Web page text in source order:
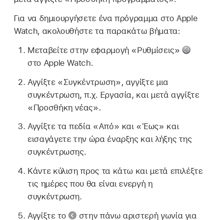
Για να δημιουργήσετε ένα πρόγραμμα στο Apple
Watch, ακολουθήστε τα παρακάτω βήματα:
Μεταβείτε στην εφαρμογή «Ρυθμίσεις»
στο Apple Watch.
Αγγίξτε «Συγκέντρωση», αγγίξτε μια
συγκέντρωση, π.χ. Εργασία, και μετά αγγίξτε
«Προσθήκη νέας».
Αγγίξτε τα πεδία «Από» και «Έως» και
εισαγάγετε την ώρα έναρξης και λήξης της
συγκέντρωσης.
Κάντε κύλιση προς τα κάτω και μετά επιλέξτε
τις ημέρες που θα είναι ενεργή η
συγκέντρωση.
Αγγίξτε το
στην πάνω αριστερή γωνία για